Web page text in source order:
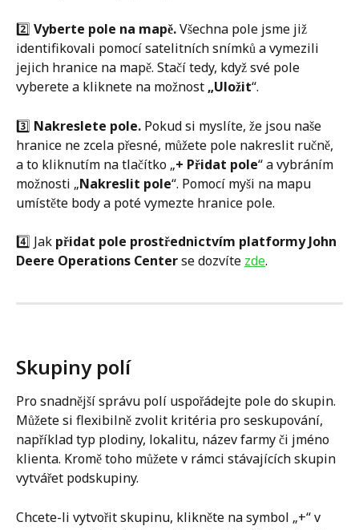
2️⃣ Vyberte pole na mapě. Všechna pole jsme již
identifikovali pomocí satelitních snímků a vymezili
jejich hranice na mapě. Stačí tedy, když své pole
vyberete a kliknete na možnost „Uložit“.
3️⃣ Nakreslete pole. Pokud si myslíte, že jsou naše
hranice ne zcela přesné, můžete pole nakreslit ručně,
a to kliknutím na tlačítko „+ Přidat pole“ a vybráním
možnosti „Nakreslit pole“. Pomocí myši na mapu
umístěte body a poté vymezte hranice pole.
4️⃣ Jak přidat pole prostřednictvím platformy John
Deere Operations Center se dozvíte zde.
Skupiny polí
Pro snadnější správu polí uspořádejte pole do skupin.
Můžete si flexibilně zvolit kritéria pro seskupování,
například typ plodiny, lokalitu, název farmy či jméno
klienta. Kromě toho můžete v rámci stávajících skupin
vytvářet podskupiny.
Chcete-li vytvořit skupinu, klikněte na symbol „+“ v